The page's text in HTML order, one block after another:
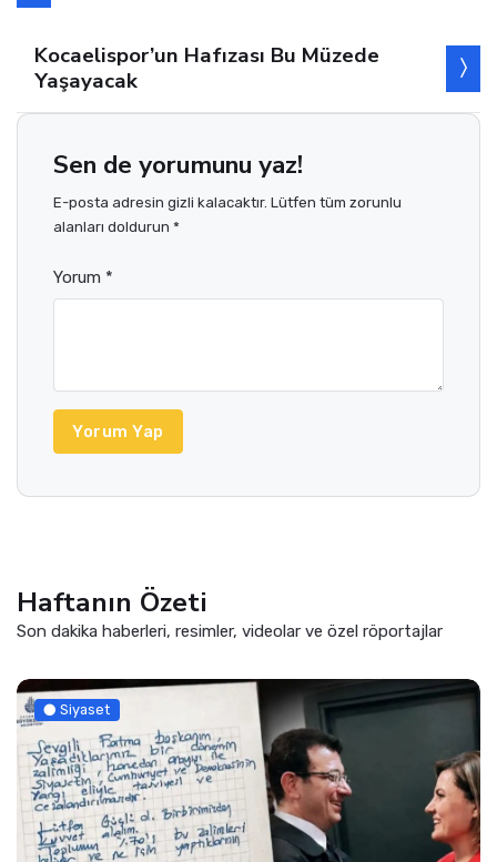
Kocaelispor’un Hafızası Bu Müzede
Yaşayacak
Sen de yorumunu yaz!
E-posta adresin gizli kalacaktır. Lütfen tüm zorunlu
alanları doldurun *
Yorum *
Yorum Yap
Haftanın Özeti
Son dakika haberleri, resimler, videolar ve özel röportajlar
Siyaset